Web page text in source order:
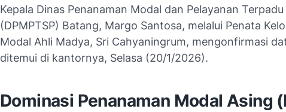
Kepala Dinas Penanaman Modal dan Pelayanan
(DPMPTSP) Batang, Margo Santosa, melalui Penata
Modal Ahli Madya, Sri Cahyaningrum, mengonfirmasi
ditemui di kantornya, Selasa (20/1/2026).
Dominasi Penanaman Modal Asing